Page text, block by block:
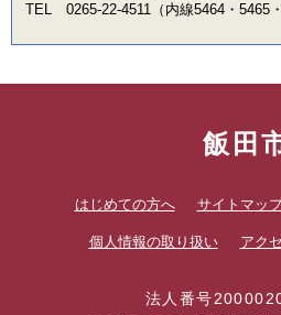
TEL 0265-22-4511（内線5464・5465・
飯田
はじめての方へ サイトマッ
個人情報の取り扱い アク
法人番号